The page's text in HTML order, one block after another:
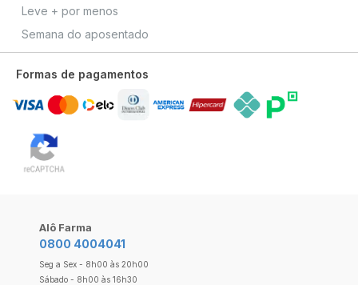
Leve + por menos
Semana do aposentado
Formas de pagamentos
Alô Farma
0800 4004041
Seg a Sex - 8h00 às 20h00
Sábado - 8h00 às 16h30